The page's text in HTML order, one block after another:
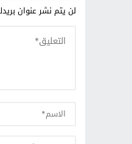
لن يتم نشر عنوان